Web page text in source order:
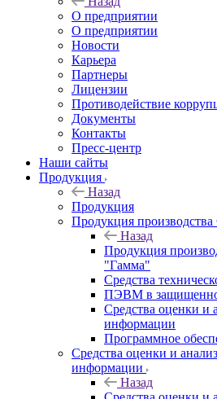
О предприятии
О предприятии
Новости
Карьера
Партнеры
Лицензии
Противодействие
Документы
Контакты
Пресс-центр
Наши сайты
Продукция
Назад
Продукция
Продукция
Назад
Продукция
"Гамма"
Средства
ПЭВМ в
Средства оценки и
информации
Программное
Средства оценки и
информации
Назад